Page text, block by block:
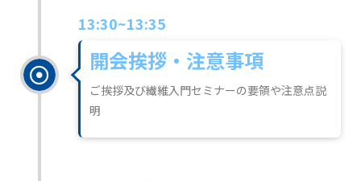
13:30~13:35
開会挨拶・注意事項
ご挨拶及び繊維入門セミナーの要領や注意点説
明